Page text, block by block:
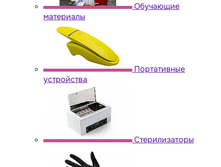
Обучающие
материалы
Портативные
устройства
Стерилизаторы